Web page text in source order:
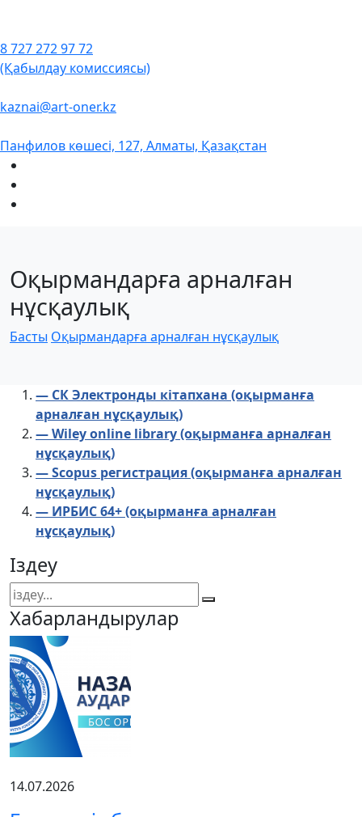
8 727 272 97 72
(Қабылдау комиссиясы)
kaznai@art-oner.kz
Панфилов көшесі, 127, Алматы, Қазақстан
Оқырмандарға арналған
нұсқаулық
Басты Оқырмандарға арналған нұсқаулық
— СК Электронды кітапхана (оқырманға
арналған нұсқаулық)
— Wiley online library (оқырманға арналған
нұсқаулық)
— Scopus регистрация (оқырманға арналған
нұсқаулық)
— ИРБИС 64+ (оқырманға арналған
нұсқаулық)
Іздеу
Хабарландырулар
14.07.2026